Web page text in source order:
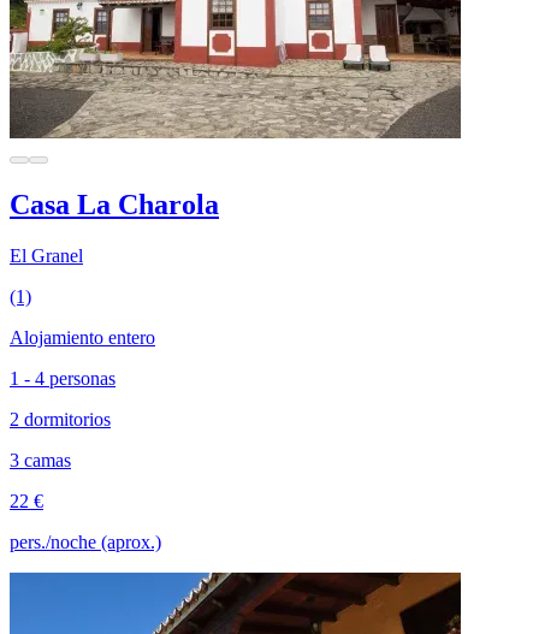
Casa La Charola
El Granel
(1)
Alojamiento entero
1 - 4 personas
2 dormitorios
3 camas
22 €
pers./noche (aprox.)